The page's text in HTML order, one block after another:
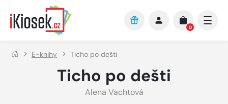
Přejít na hlavní obsah
0
E-knihy Ticho po dešti
Ticho po dešti
Alena Vachtová